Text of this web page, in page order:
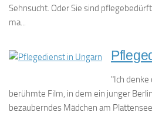
Sehnsucht. Oder Sie sind
ma...
"Ich denke
berühmte Film, in dem ein junger
bezauberndes Mädchen am